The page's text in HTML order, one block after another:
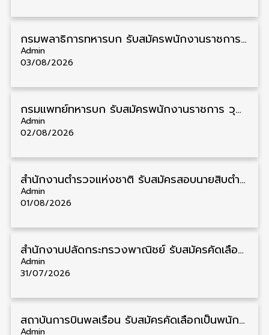
กรมพลาธิการทหารบก รับสมัครพนักงานราชการ วุฒิ ม.3/ม.6/ปวช. 66 อัตรา รับสมัคร 10 – 17 สิงหาคม
Admin
03/08/2026
กรมแพทย์ทหารบก รับสมัครพนักงานราชการ วุฒิ ม.3/ม.6/ปวช./ปวท./ปวส. 6 อัตรา รับสมัคร 3 – 7 สิงหาคม
Admin
02/08/2026
สำนักงานตำรวจแห่งชาติ รับสมัครสอบนายสิบตำรวจ วุฒิ ม.6/ปวช. 6,000 อัตรา รับสมัคร 8 – 19 สิงหาคม
Admin
01/08/2026
สำนักงานปลัดกระทรวงพาณิชย์ รับสมัครคัดเลือกพนักงานราชการ วุฒิ ปวส./ป.ตรี 11 อัตรา รับสมัคร 10 – 21 สิงหาคม
Admin
31/07/2026
สถาบันการบินพลเรือน รับสมัครคัดเลือกเป็นพนักงาน วุฒิ ป.ตรี/ป.โท/ป.เอก 11 อัตรา รับสมัคร 27 กรกฎาคม – 10 สิงหาคม
Admin